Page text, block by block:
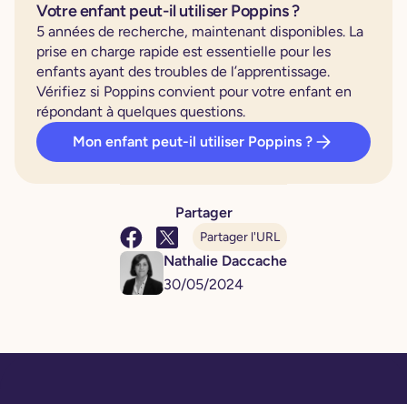
Partager
Partager l'URL
Nathalie Daccache
30/05/2024
Votre enfant peut-il utiliser Poppins ?
5 années de recherche, maintenant disponibles. La
prise en charge rapide est essentielle pour les
enfants ayant des troubles de l’apprentissage.
Vérifiez si Poppins convient pour votre enfant en
répondant à quelques questions.
Mon enfant peut-il utiliser Poppins ?